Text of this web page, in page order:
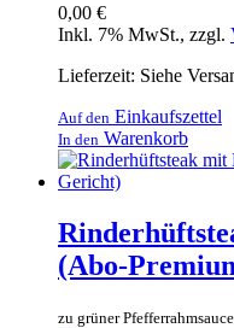
0,00 €
Inkl. 7% MwSt., zzgl.
Lieferzeit: Siehe
Auf den Einkaufszettel
In den Warenkorb
(Abo-
zu grüner